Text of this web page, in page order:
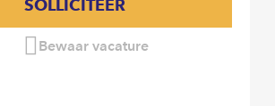
SOLLICITEER
Bewaar vacature